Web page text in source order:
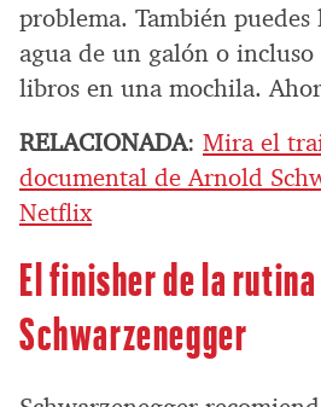
problema. También
agua de un galón o
libros en una mochila.
RELACIONADA: Mira el
documental de Arnold
Netflix
El finisher de la
Schwarzenegger